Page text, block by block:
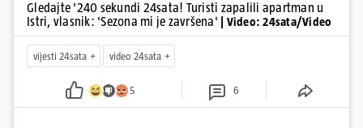
Gledajte '240 sekundi 24sata! Turisti zapalili apartman u
Istri, vlasnik: 'Sezona mi je završena'
| Video: 24sata/Video
vijesti 24sata video 24sata
5 6